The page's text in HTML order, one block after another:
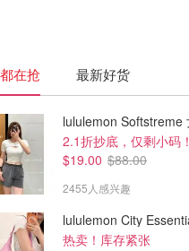
在抢 最新好货
2.1折抄底，仅剩小码！
$19.00 $88.00
2455人感兴趣
热卖！库存紧张